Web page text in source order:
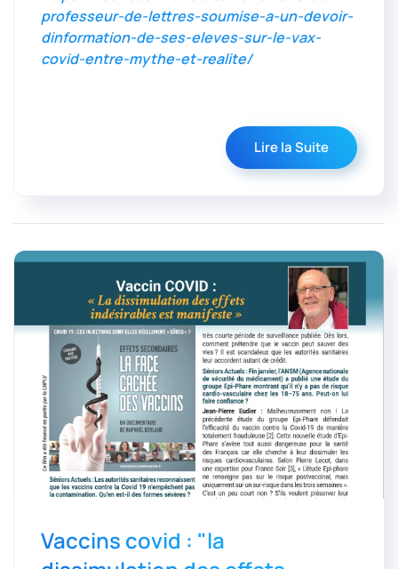
professeur-de-lettres-soumise-a-un-devoir-
dinformation-de-ses-eleves-sur-le-vax-
covid-entre-mythe-et-realite/
Lire la Suite
Vaccins covid : "la